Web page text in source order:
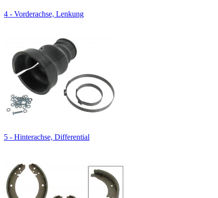
4 - Vorderachse, Lenkung
5 - Hinterachse, Differential